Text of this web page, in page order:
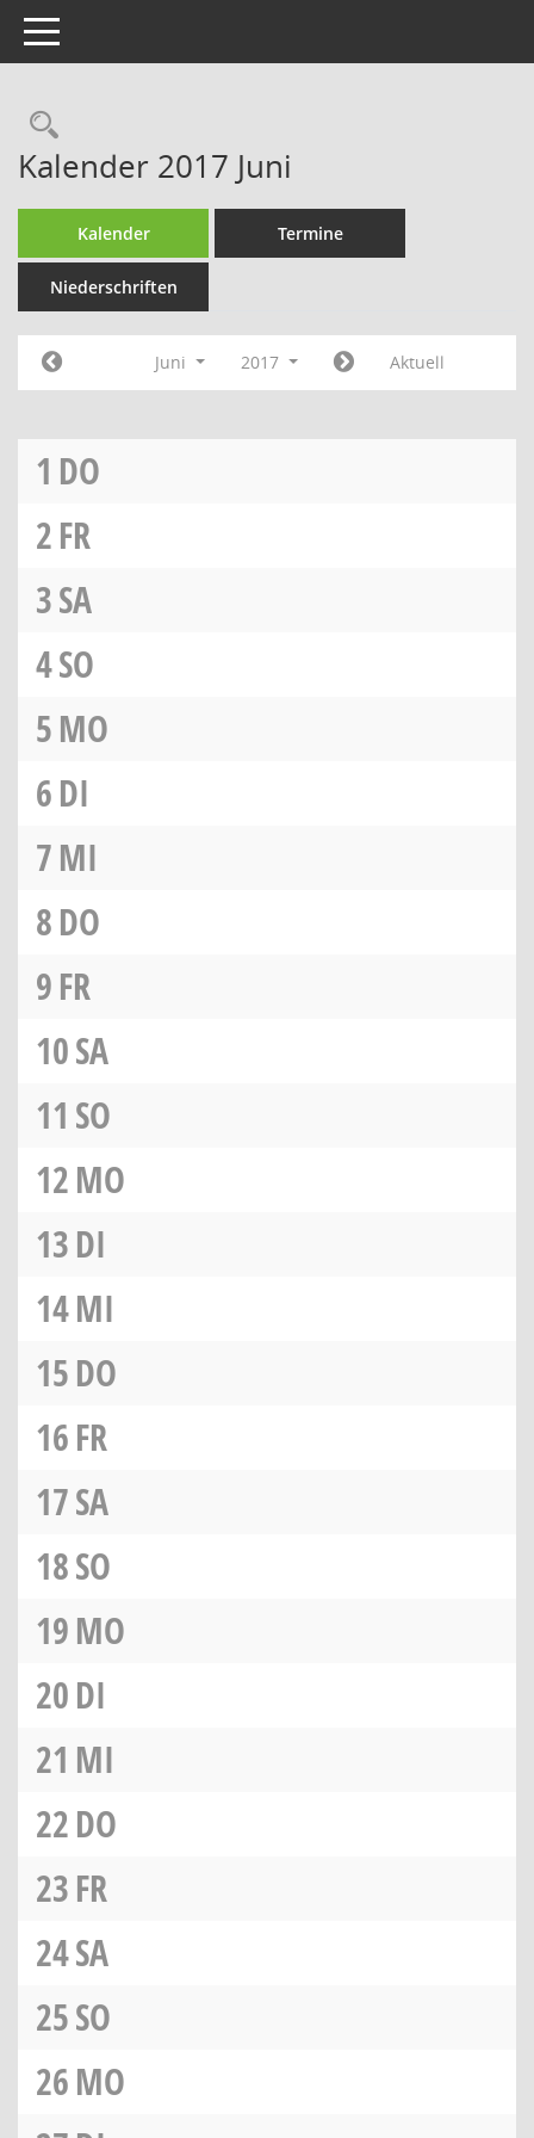
Toggle navigation
Rechercheauswahl
Kalender 2017 Juni
Kalender Termine
Niederschriften
Juni 2017 Aktuell
1 DO
2FR
3SA
4SO
5MO
6DI
7MI
8DO
9FR
10SA
11 SO
12MO
13DI
14MI
15DO
16FR
17SA
18SO
19MO
20DI
21 MI
22DO
23FR
24SA
25SO
26MO